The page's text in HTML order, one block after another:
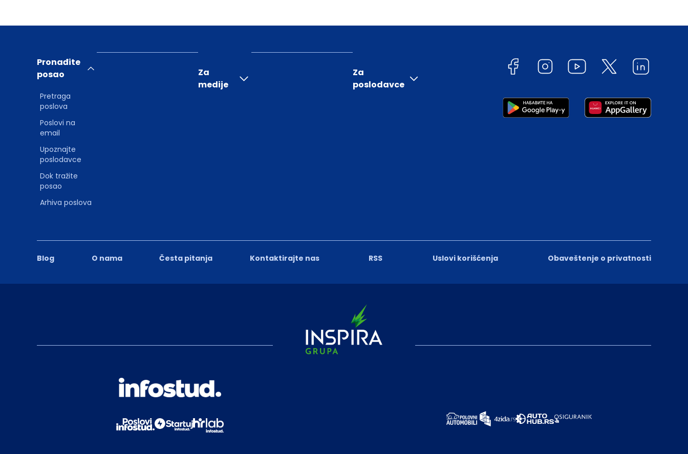
Blog O nama Česta pitanja Kontaktirajte nas RSS Uslovi korišćenja Obaveštenje o privatnosti
Pronađite
posao
Pretraga
poslova
Poslovi na
email
Upoznajte
poslodavce
Dok tražite
posao
Arhiva poslova
Za
medije
Za
poslodavce